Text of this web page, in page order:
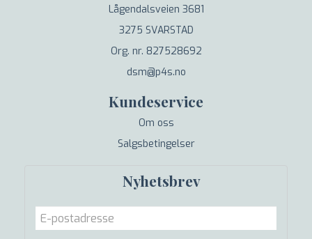
Lågendalsveien 3681
3275 SVARSTAD
Org. nr. 827528692
dsm@p4s.no
Kundeservice
Om oss
Salgsbetingelser
Nyhetsbrev